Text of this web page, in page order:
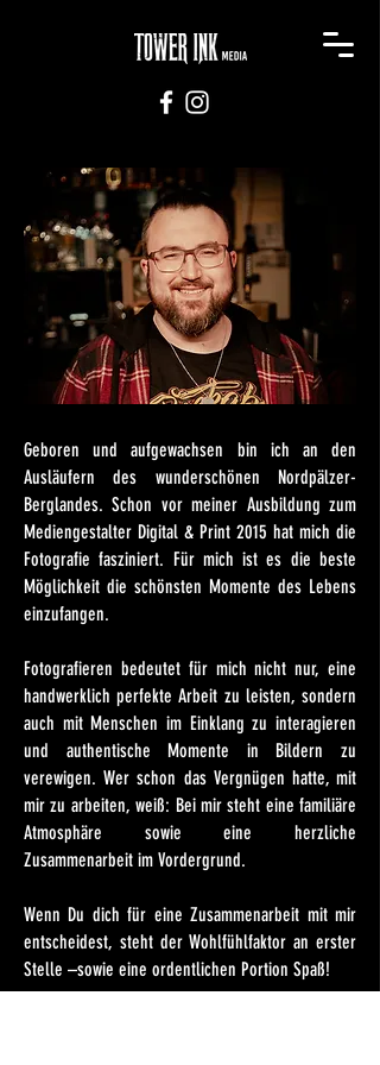
Geboren und aufgewachsen bin ich an den
Ausläufern des wunderschönen Nordpälzer-
Berglandes. Schon vor meiner Ausbildung zum
Mediengestalter Digital & Print 2015 hat mich die
Fotografie fasziniert. Für mich ist es die beste
Möglichkeit die schönsten Momente des Lebens
einzufangen.
Fotografieren bedeutet für mich nicht nur, eine
handwerklich perfekte Arbeit zu leisten, sondern
auch mit Menschen im Einklang zu interagieren
und authentische Momente in Bildern zu
verewigen. Wer schon das Vergnügen hatte, mit
mir zu arbeiten, weiß: Bei mir steht eine familiäre
Atmosphäre sowie eine herzliche
Zusammenarbeit im Vordergrund.
Wenn Du dich für eine Zusammenarbeit mit mir
entscheidest, steht der Wohlfühlfaktor an erster
Stelle –sowie eine ordentlichen Portion Spaß!